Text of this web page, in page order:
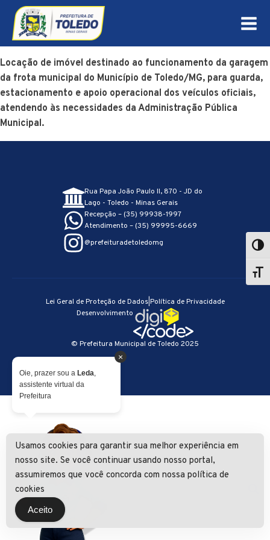
Locação de imóvel destinado ao funcionamento da garagem
da frota municipal do Município de Toledo/MG, para guarda,
estacionamento e apoio operacional dos veículos oficiais,
atendendo às necessidades da Administração Pública
Municipal.
Rua Papa João Paulo II, 870 - JD do
Lago - Toledo - Minas Gerais
Recepção – (35) 99938-1997
Atendimento – (35) 99995-6669
@prefeituradetoledomg
© Prefeitura Municipal de Toledo 2025
Lei Geral de Proteção de Dados|Política de Privacidade
Desenvolvimento
×
Oie, prazer sou a Leda,
assistente virtual da
Prefeitura
Usamos cookies para garantir sua melhor experiência em
nosso site. Se você continuar usando nosso portal,
assumiremos que você concorda com nossa política de
cookies
Aceito